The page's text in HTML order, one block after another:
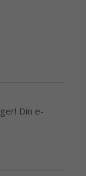
Din e-